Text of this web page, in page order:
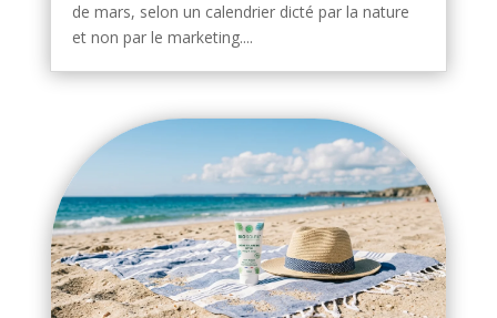
de mars, selon un calendrier dicté par la nature
et non par le marketing....